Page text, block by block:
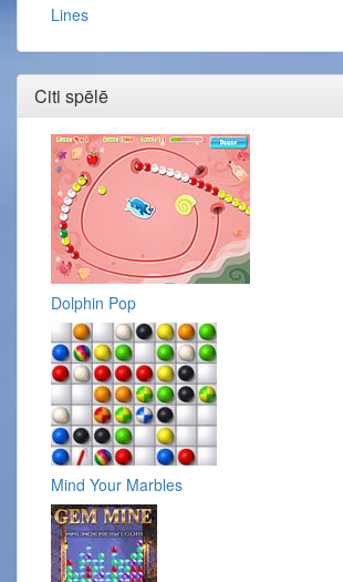
Lines
Citi spēlē
Dolphin Pop
Mind Your Marbles